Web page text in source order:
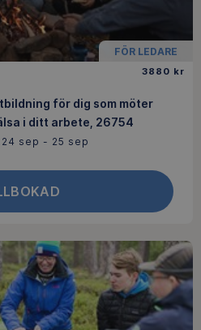
FÖR LEDARE
3880 kr
för dig som möter
i ditt arbete, 26754
sep - 25 sep